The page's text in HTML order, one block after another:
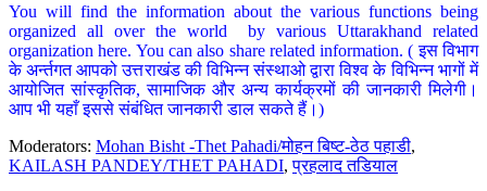
You will find the information about the various functions being
organized all over the world by various Uttarakhand related
organization here. You can also share related information. ( इस विभाग
के अर्न्तगत आपको उत्तराखंड की विभिन्न संस्थाओ द्वारा विश्व के विभिन्न भागों में
आयोजित सांस्कृतिक, सामाजिक और अन्य कार्यक्रमों की जानकारी मिलेगी।
आप भी यहाँ इससे संबंधित जानकारी डाल सकते हैं।)
Moderators: Mohan Bisht -Thet Pahadi/मोहन बिष्ट-ठेठ पहाडी,
KAILASH PANDEY/THET PAHADI,प्रहलाद तडियाल